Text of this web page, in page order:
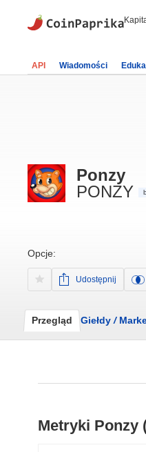
API Wiadomości
Ponzy
PONZY
Opcje:
Udostępnij
Przegląd Giełdy /
Metryki Ponzy